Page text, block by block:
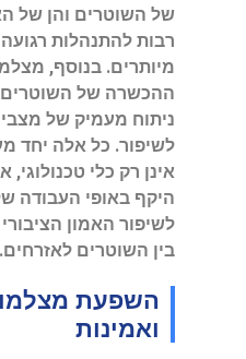
של השוטרים והן של
רבות להתנהלות
מיותרים. בנוסף,
ההכשרה של
ניתוח מעמיק של
לשיפור. כל אלה יחד
אינן רק כלי
היקף באופי העבודה
לשיפור האמון
בין השוטרים לאזרחים.
השפעת
ואמינות